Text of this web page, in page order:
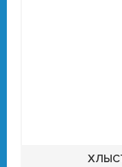
ХЛЫСТ